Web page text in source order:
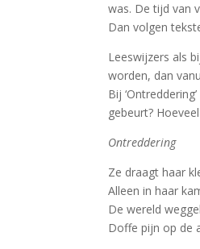
was. De tijd van
Dan volgen
Leeswijzers als
worden, dan
Bij
gebeurt?
Ontreddering
Ze draagt haar
Alleen in haar
De wereld
Doffe pijn op de